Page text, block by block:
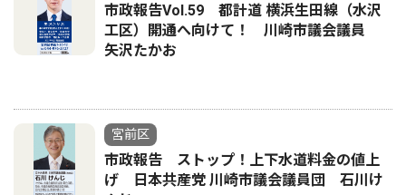
市政報告Vol.59 都計道 横浜生田線（水沢
工区）開通へ向けて！ 川崎市議会議員
矢沢たかお
宮前区
市政報告 ストップ！上下水道料金の値上
げ 日本共産党 川崎市議会議員団 石川け